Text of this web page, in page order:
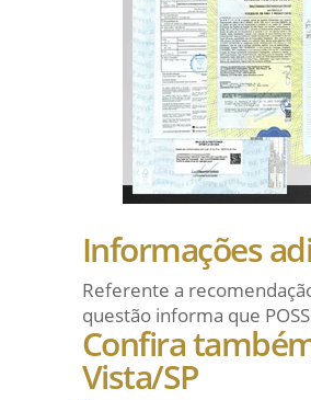
Informações
Referente a
questão informa que
Confira
Vista/SP